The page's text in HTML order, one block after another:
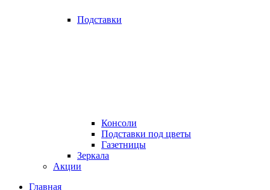
Подставки
Консоли
Подставки под цветы
Газетницы
Зеркала
Акции
Главная